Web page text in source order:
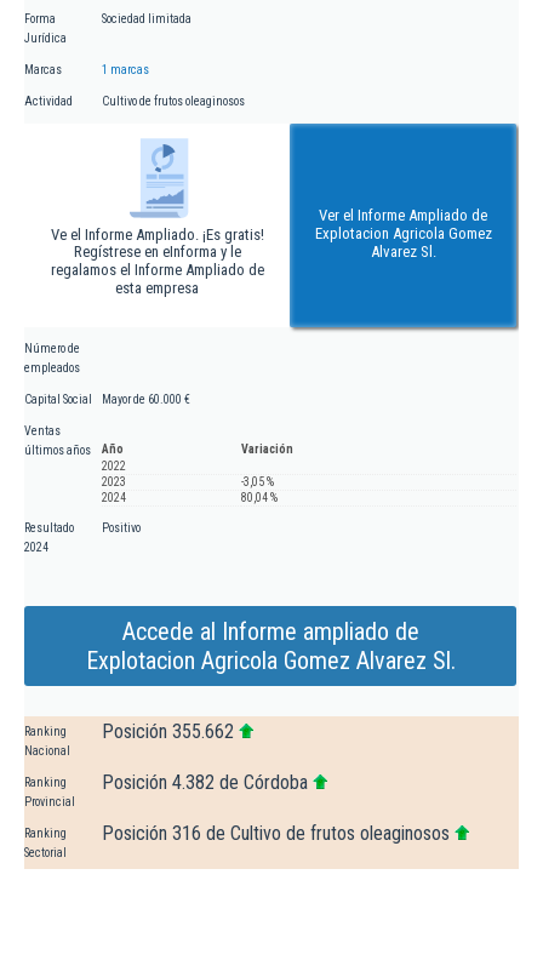
Forma
Jurídica
Sociedad limitada
Marcas 1 marcas
Actividad Cultivo de frutos oleaginosos
Ve el Informe Ampliado. ¡Es gratis!
Regístrese en eInforma y le
regalamos el Informe Ampliado de
esta empresa
Ver el Informe Ampliado de
Explotacion Agricola Gomez
Alvarez Sl.
Número de
empleados
Capital Social Mayor de 60.000 €
Ventas
últimos años
Año
Variación
2022
2023
-3,05 %
2024
80,04 %
Resultado
2024
Positivo
Accede al Informe ampliado de
Explotacion Agricola Gomez Alvarez Sl.
Ranking
Nacional
Posición 355.662
Ranking
Provincial
Posición 4.382 de Córdoba
Ranking
Sectorial
Posición 316 de Cultivo de frutos oleaginosos